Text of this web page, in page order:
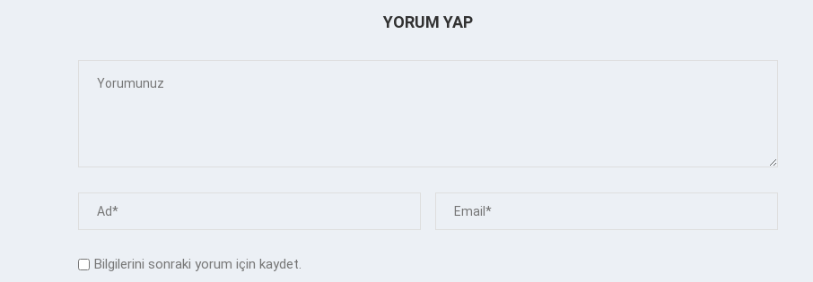
YORUM YAP
Bilgilerini sonraki yorum için kaydet.